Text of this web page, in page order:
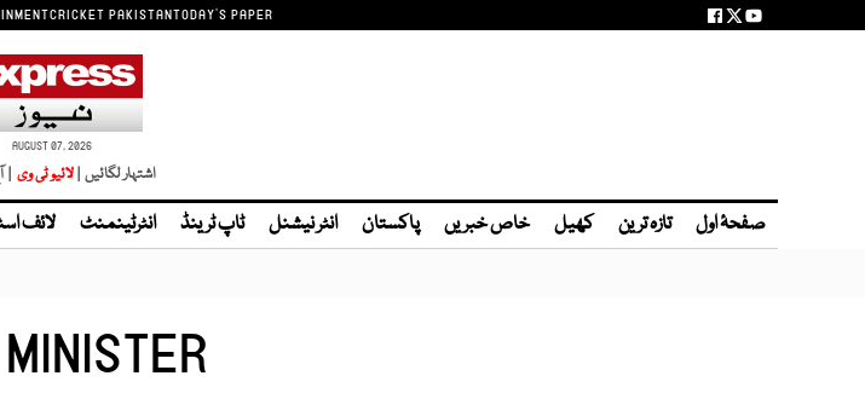
CRICKET PAKISTANTODAY'S PAPER
AUGUST 07, 2026
اشتہار لگائیں | |
صفحۂ اول تازہ ترین کھیل خاص خبریں پاکستان انٹر نیشنل ٹاپ ٹرینڈ انٹرٹینمنٹ لائف